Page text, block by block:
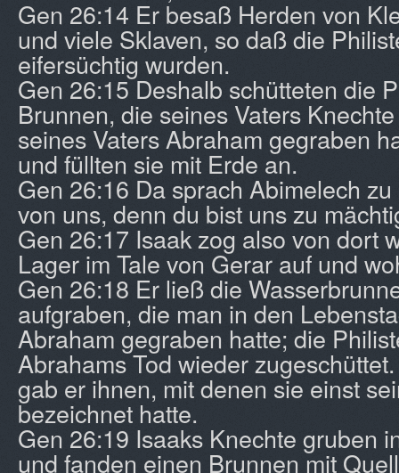
Gen 26:14 Er besaß Herden von
und viele Sklaven, so daß die
eifersüchtig wurden.
Gen 26:15 Deshalb schütteten die
Brunnen, die seines Vaters
seines Vaters Abraham gegraben
und füllten sie mit Erde an.
Gen 26:16 Da sprach Abimelech
von uns, denn du bist uns zu
Gen 26:17 Isaak zog also von dort
Lager im Tale von Gerar auf und
Gen 26:18 Er ließ die
aufgraben, die man in den
Abraham gegraben hatte; die
Abrahams Tod wieder
gab er ihnen, mit denen sie einst
bezeichnet hatte.
Gen 26:19 Isaaks Knechte gruben
und fanden einen Brunnen mit